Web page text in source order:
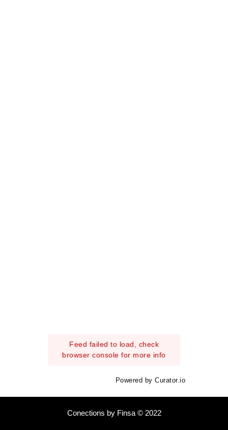
Feed failed to load, check
browser console for more info
Powered by Curator.io
Conections by Finsa © 2022